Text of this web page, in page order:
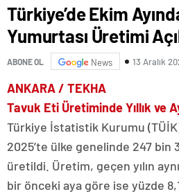
Türkiye’de Ekim
Yumurtası Üretimi
ABONE OL News 13 Aralık
ANKARA / TEKHA
Tavuk Eti Üretiminde Yıllık ve
Türkiye İstatistik Kurumu
2025’te ülke genelinde 247 bin
üretildi. Üretim, geçen yılın
bir önceki aya göre ise yüzde